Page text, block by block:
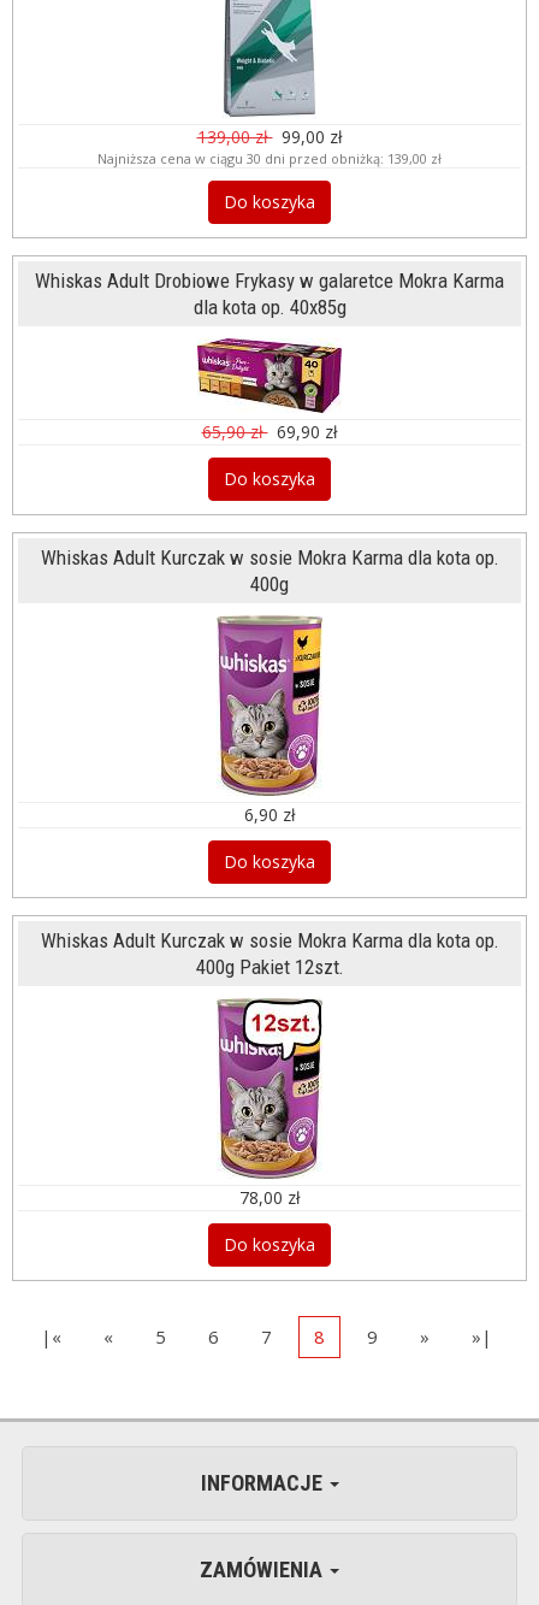
139,00 zł 99,00 zł
Najniższa cena w ciągu 30 dni przed obniżką: 139,00 zł
Do koszyka
Whiskas Adult Drobiowe Frykasy w galaretce Mokra Karma
dla kota op. 40x85g
65,90 zł 69,90 zł
Do koszyka
Whiskas Adult Kurczak w sosie Mokra Karma dla kota op.
400g
6,90 zł
Do koszyka
Whiskas Adult Kurczak w sosie Mokra Karma dla kota op.
400g Pakiet 12szt.
78,00 zł
Do koszyka
|« « 5 6 7 8 9 » »|
INFORMACJE
ZAMÓWIENIA